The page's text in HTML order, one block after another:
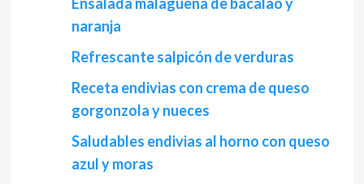
naranja
Refrescante salpicón de verduras
Receta endivias con crema de queso
gorgonzola y nueces
Saludables endivias al horno con queso
azul y moras